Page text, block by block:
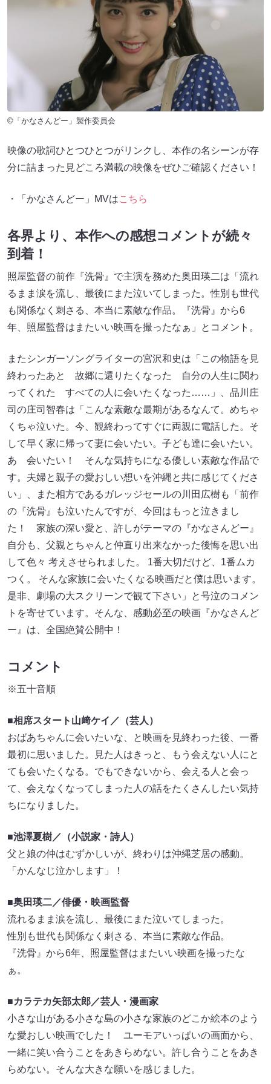
©︎「かなさんどー」製作委員会
映像の歌詞ひとつひとつがリンクし、本作の名シーンが存
分に詰まった見どころ満載の映像をぜひご確認ください！
・「かなさんどー」MVはこちら
各界より、本作への感想コメントが続々
到着！
照屋監督の前作『洗骨』で主演を務めた奥田瑛二は「流れ
るまま涙を流し、最後にまた泣いてしまった。性別も世代
も関係なく刺さる、本当に素敵な作品。『洗骨』から6
年、照屋監督はまたいい映画を撮ったなぁ」とコメント。
またシンガーソングライターの宮沢和史は「この物語を見
終わったあと 故郷に還りたくなった 自分の人生に関わ
ってくれた すべての人に会いたくなった……」、品川庄
司の庄司智春は「こんな素敵な最期があるなんて。めちゃ
くちゃ泣いた。今、観終わってすぐに両親に電話した。そ
して早く家に帰って妻に会いたい。子ども達に会いたい。
あゝ会いたい！ そんな気持ちになる優しい素敵な作品で
す。夫婦と親子の愛おしい想いを沖縄と共に感じてくださ
い」、また相方であるガレッジセールの川田広樹も「前作
の『洗骨』も泣いたんですが、今回はもっと泣きまし
た！ 家族の深い愛と、許しがテーマの『かなさんどー』
自分も、父親とちゃんと仲直り出来なかった後悔を思い出
して色々 考えさせられました。 1番大切だけど、1番ムカ
つく。 そんな家族に会いたくなる映画だと僕は思います。
是非、劇場の大スクリーンで観て下さい」と号泣のコメン
トを寄せています。そんな、感動必至の映画『かなさんど
ー』は、全国絶賛公開中！
コメント
※五十音順
■相席スタート山﨑ケイ／（芸人）
おばあちゃんに会いたいな、と映画を見終わった後、一番
最初に思いました。見た人はきっと、もう会えない人にと
ても会いたくなる。でもできないから、会える人と会っ
て、会えなくなってしまった人の話をたくさんしたい気持
ちになりました。
■池澤夏樹／（小説家・詩人）
父と娘の仲はむずかしいが、終わりは沖縄芝居の感動。
「かんなじ泣かします」！
■奥田瑛二／俳優・映画監督
流れるまま涙を流し、最後にまた泣いてしまった。
性別も世代も関係なく刺さる、本当に素敵な作品。
『洗骨』から6年、照屋監督はまたいい映画を撮ったな
ぁ。
■カラテカ矢部太郎／芸人・漫画家
小さな山がある小さな島の小さな家族のどこか絵本のよう
な愛おしい映画でした！ ユーモアいっぱいの画面から、
一緒に笑い合うことをあきらめない。許し合うことをあき
らめない。そんな大きな願いを感じました。